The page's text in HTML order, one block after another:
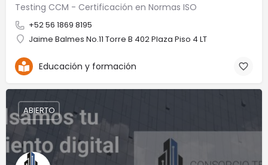
Testing CCM - Certificación en Normas ISO
+52 56 1869 8195
Jaime Balmes No.11 Torre B 402 Plaza Piso 4 LT
Educación y formación
ABIERTO